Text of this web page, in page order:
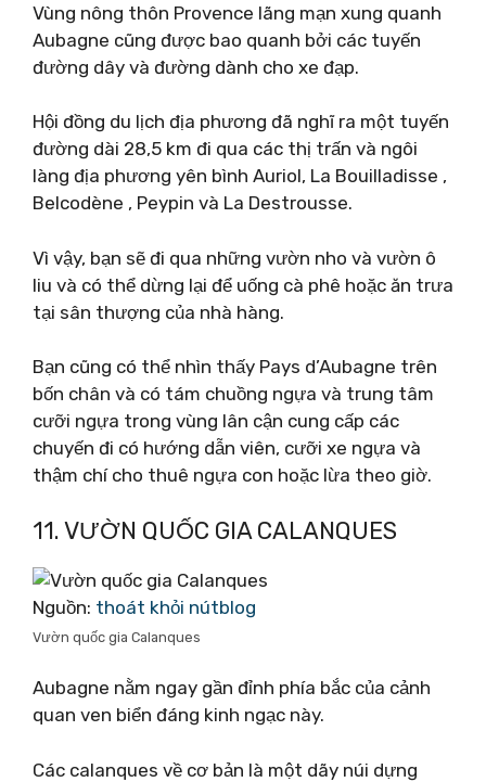
Vùng nông thôn Provence lãng mạn xung quanh
Aubagne cũng được bao quanh bởi các tuyến
đường dây và đường dành cho xe đạp.
Hội đồng du lịch địa phương đã nghĩ ra một tuyến
đường dài 28,5 km đi qua các thị trấn và ngôi
làng địa phương yên bình Auriol, La Bouilladisse ,
Belcodène , Peypin và La Destrousse.
Vì vậy, bạn sẽ đi qua những vườn nho và vườn ô
liu và có thể dừng lại để uống cà phê hoặc ăn trưa
tại sân thượng của nhà hàng.
Bạn cũng có thể nhìn thấy Pays d’Aubagne trên
bốn chân và có tám chuồng ngựa và trung tâm
cưỡi ngựa trong vùng lân cận cung cấp các
chuyến đi có hướng dẫn viên, cưỡi xe ngựa và
thậm chí cho thuê ngựa con hoặc lừa theo giờ.
11. VƯỜN QUỐC GIA CALANQUES
Nguồn: thoát khỏi nútblog
Vườn quốc gia Calanques
Aubagne nằm ngay gần đỉnh phía bắc của cảnh
quan ven biển đáng kinh ngạc này.
Các calanques về cơ bản là một dãy núi dựng